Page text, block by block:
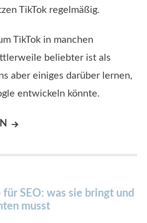
TikTok regelmäßig.
TikTok in manchen
beliebter ist als
aber einiges darüber lernen,
entwickeln könnte.
SEO: was sie bringt und
musst